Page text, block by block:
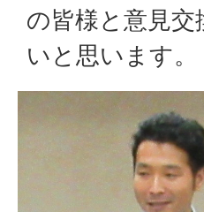
の皆様と意見
いと思います。